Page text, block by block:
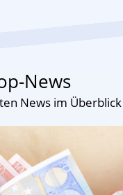
News
News im Überblick